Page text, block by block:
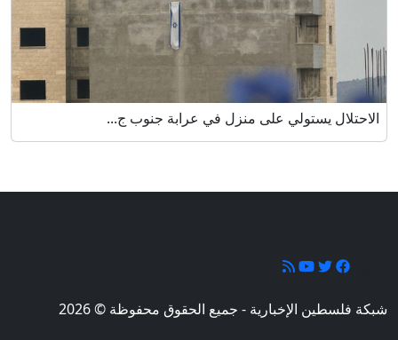
الاحتلال يستولي على منزل في عرابة جنوب ج...
شبكة فلسطين الإخبارية - جميع الحقوق محفوظة © 2026